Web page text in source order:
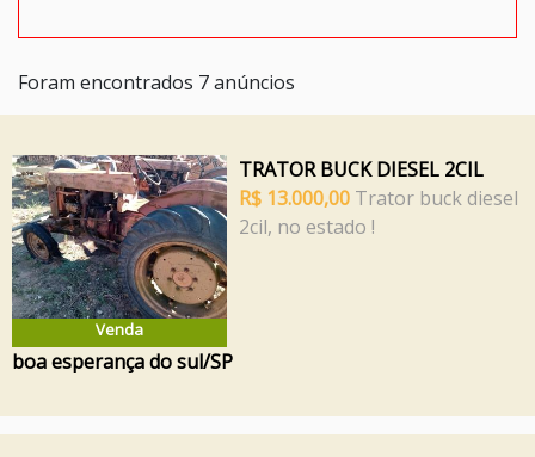
Foram encontrados 7 anúncios
Venda
TRATOR BUCK DIESEL 2CIL
R$ 13.000,00 Trator buck diesel
2cil, no estado !
boa esperança do sul/SP